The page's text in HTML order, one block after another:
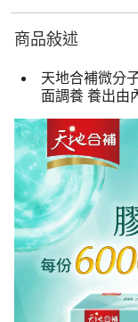
商品敍述
天地合補微分
面調養 養出由